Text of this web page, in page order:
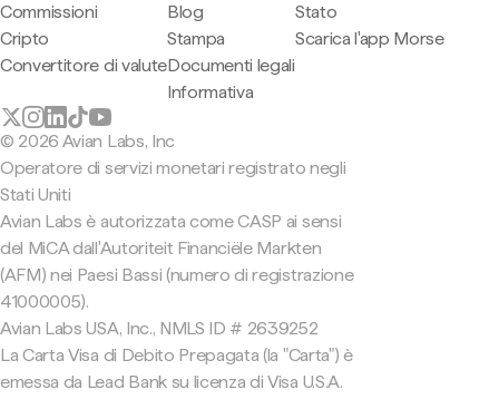
Commissioni
Cripto
Convertitore di valute
Blog
Stampa
Documenti legali
Informativa
Stato
Scarica l'app Morse
© 2026 Avian Labs, Inc
Operatore di servizi monetari registrato negli
Stati Uniti
Avian Labs è autorizzata come CASP ai sensi
del MiCA dall'Autoriteit Financiële Markten
(AFM) nei Paesi Bassi (numero di registrazione
41000005).
Avian Labs USA, Inc., NMLS ID # 2639252
La Carta Visa di Debito Prepagata (la "Carta") è
emessa da Lead Bank su licenza di Visa U.S.A.